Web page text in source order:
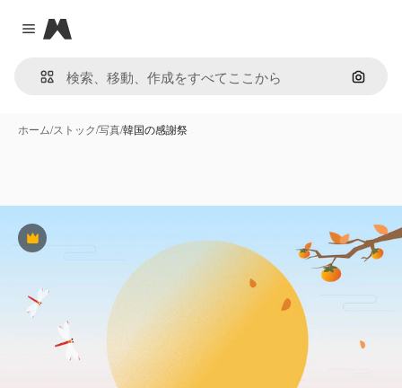
Close menu
Magnific
画像で
ホーム/ストック/写真/韓国の感謝祭
Premium